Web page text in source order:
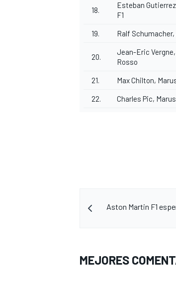
18.
Esteban
F1
19. Ralf
20.
Jean-Eric Vergne,
Rosso
21. Max Chilton,
22. Charles Pic,
Aston Martin F1
MEJORES